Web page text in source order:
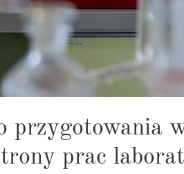
przygotowania
prac